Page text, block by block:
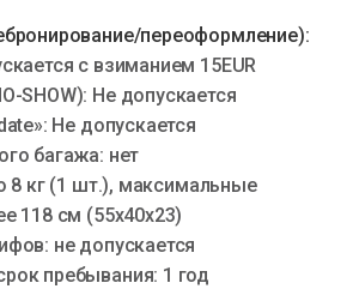
переоформление):
с взиманием 15EUR
SHOW): Не допускается
Не допускается
багажа: нет
8 кг (1 шт.), максимальные
118 см (55x40x23)
не допускается
пребывания: 1 год